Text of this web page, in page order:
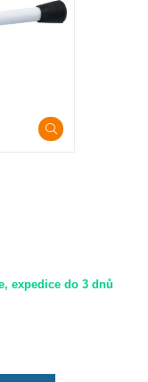
expedice do 3 dnů